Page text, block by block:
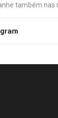
também nas